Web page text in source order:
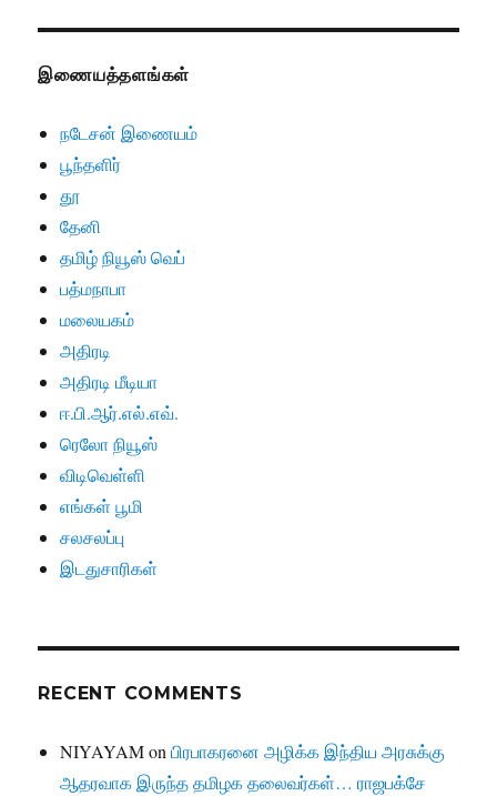
இணையத்தளங்கள்
நடேசன் இணையம்
பூந்தளிர்
தூ
தேனி
தமிழ் நியூஸ் வெப்
பத்மநாபா
மலையகம்
அதிரடி
அதிரடி மீடியா
ஈ.பி.ஆர்.எல்.எவ்.
ரெலோ நியூஸ்
விடிவெள்ளி
எங்கள் பூமி
சலசலப்பு
இடதுசாரிகள்
RECENT COMMENTS
NIYAYAMonபிரபாகரனை அழிக்க இந்திய அரசுக்கு
ஆதரவாக இருந்த தமிழக தலைவர்கள்… ராஜபக்சே